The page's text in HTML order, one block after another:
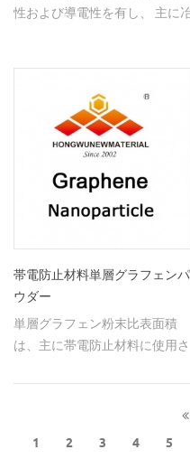
性および導電性を有し、 主に
帯電防止材料単層グラフェンパ
ウダー
単層グラフェン粉末比表面積
は、主に帯電防止材料に使用さ
と良好な柔軟性です。
1 2 3 4 5